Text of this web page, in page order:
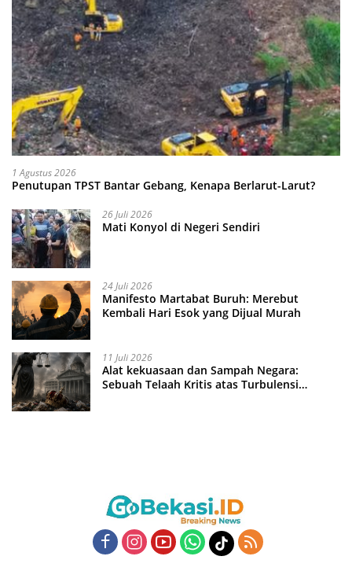
1 Agustus 2026
Penutupan TPST Bantar Gebang, Kenapa Berlarut-Larut?
26 Juli 2026
Mati Konyol di Negeri Sendiri
24 Juli 2026
Manifesto Martabat Buruh: Merebut
Kembali Hari Esok yang Dijual Murah
11 Juli 2026
Alat kekuasaan dan Sampah Negara:
Sebuah Telaah Kritis atas Turbulensi